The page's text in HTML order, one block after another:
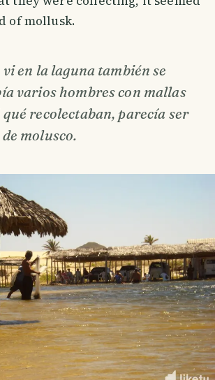
of mollusk.
en la laguna también se
varios hombres con mallas
qué recolectaban, parecía ser
molusco.